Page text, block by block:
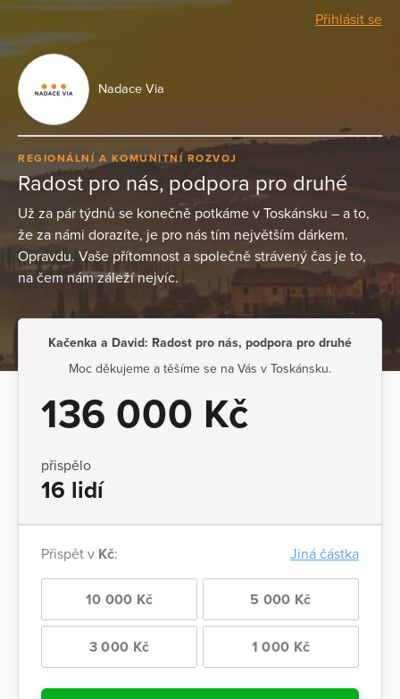
Přihlásit se
Nadace Via
REGIONÁLNÍ A KOMUNITNÍ ROZVOJ
Radost pro nás, podpora pro druhé
Už za pár týdnů se konečně potkáme v Toskánsku – a to,
že za námi dorazíte, je pro nás tím největším dárkem.
Opravdu. Vaše přítomnost a společně strávený čas je to,
na čem nám záleží nejvíc.
Kačenka a David: Radost pro nás, podpora pro druhé
Moc děkujeme a těšíme se na Vás v Toskánsku.
136 000 Kč
přispělo
16 lidí
Přispět v Kč: Jiná částka
10 000 Kč 5 000 Kč
3 000 Kč 1 000 Kč